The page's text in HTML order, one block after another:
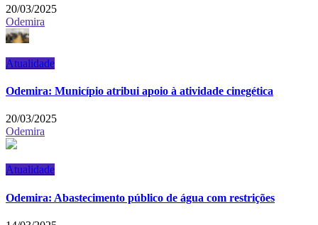
20/03/2025
Odemira
Atualidade
Odemira: Município atribui apoio à atividade cinegética
20/03/2025
Odemira
Atualidade
Odemira: Abastecimento público de água com restrições